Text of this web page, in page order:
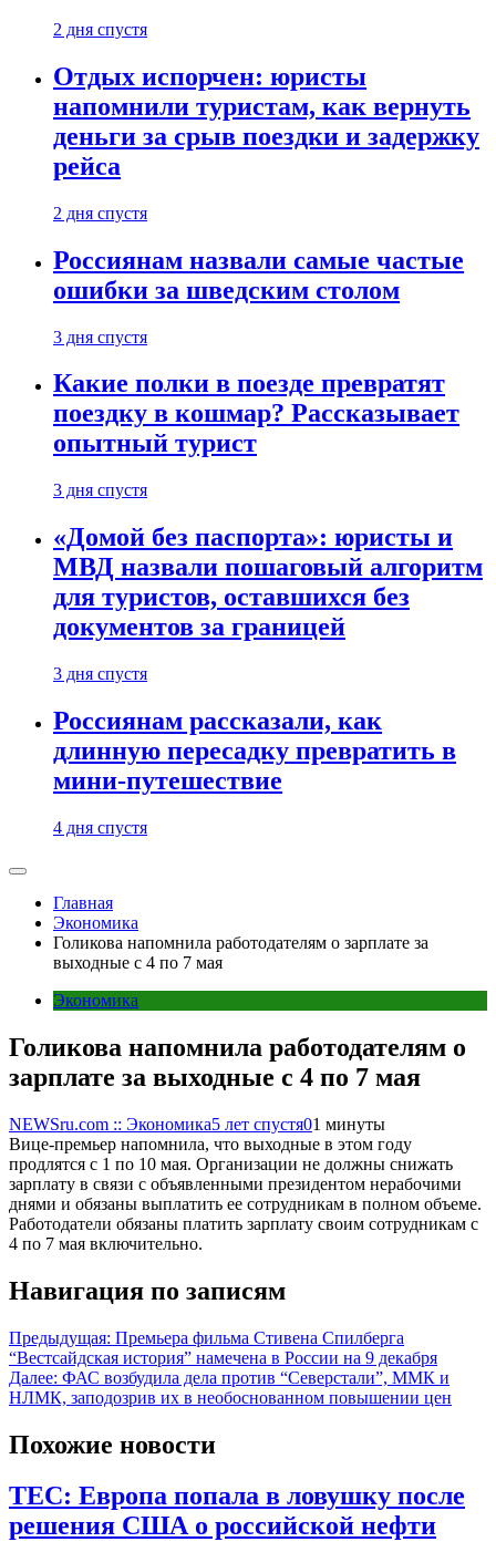
2 дня спустя
Отдых испорчен: юристы
напомнили туристам, как вернуть
деньги за срыв поездки и задержку
рейса
2 дня спустя
Россиянам назвали самые частые
ошибки за шведским столом
3 дня спустя
Какие полки в поезде превратят
поездку в кошмар? Рассказывает
опытный турист
3 дня спустя
«Домой без паспорта»: юристы и
МВД назвали пошаговый алгоритм
для туристов, оставшихся без
документов за границей
3 дня спустя
Россиянам рассказали, как
длинную пересадку превратить в
мини-путешествие
4 дня спустя
Главная
Экономика
Голикова напомнила работодателям о зарплате за
выходные с 4 по 7 мая
Экономика
Голикова напомнила работодателям о
зарплате за выходные с 4 по 7 мая
NEWSru.com :: Экономика5 лет спустя01 минуты
Вице-премьер напомнила, что выходные в этом году
продлятся с 1 по 10 мая. Организации не должны снижать
зарплату в связи с объявленными президентом нерабочими
днями и обязаны выплатить ее сотрудникам в полном объеме.
Работодатели обязаны платить зарплату своим сотрудникам с
4 по 7 мая включительно.
Навигация по записям
Предыдущая: Премьера фильма Стивена Спилберга
“‎Вестсайдская история” намечена в России на 9 декабря
Далее: ФАС возбудила дела против “Северстали”, ММК и
НЛМК, заподозрив их в необоснованном повышении цен
Похожие новости
TEC: Европа попала в ловушку после
решения США о российской нефти